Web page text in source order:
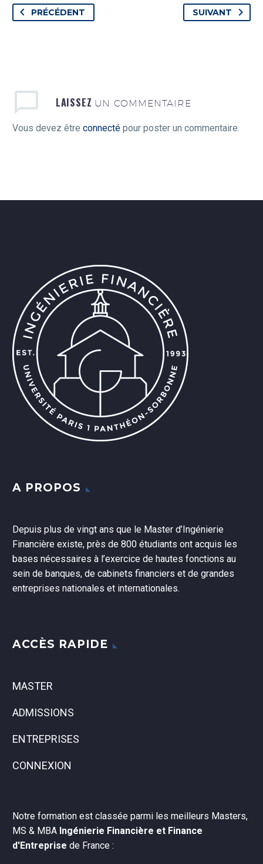
PRÉCÉDENT SUIVANT
LAISSEZ UN COMMENTAIRE
Vous devez être connecté pour poster un commentaire.
A PROPOS
Depuis plus de vingt ans que le Master d’Ingénierie
Financière existe, près de 800 étudiants ont acquis les
bases nécessaires à l’exercice de hautes fonctions au
sein de banques, de cabinets financiers et de grandes
entreprises nationales et internationales.
ACCÈS RAPIDE
MASTER
ADMISSIONS
ENTREPRISES
CONNEXION
Notre formation est classée parmi les meilleurs Masters,
MS & MBA Ingénierie Financière et Finance
d'Entreprise de France :